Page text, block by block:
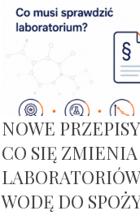
NOWE
CO SIĘ
WODĘ DO